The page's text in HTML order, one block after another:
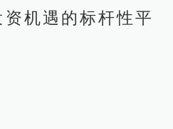
机遇的标杆性平